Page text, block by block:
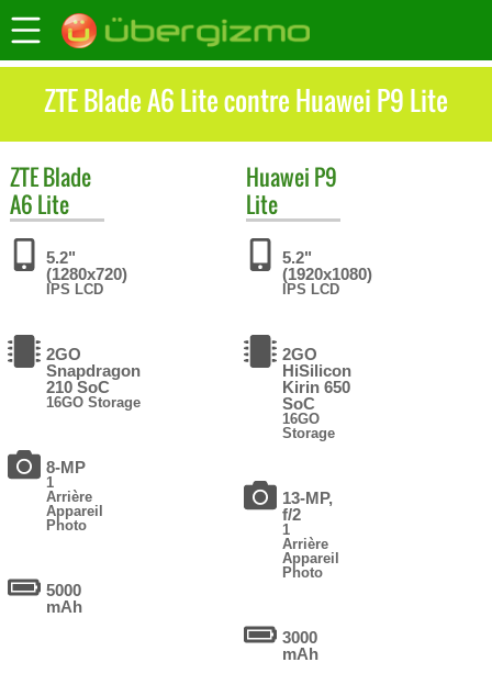
ZTE Blade A6 Lite contre Huawei P9 Lite
ZTEBlade
A6 Lite
5.2"
(1280x720)
IPS LCD
2GO
Snapdragon
210 SoC
16GO Storage
8-MP
1
Arrière
Appareil
Photo
5000
mAh
Huawei P9
Lite
5.2"
(1920x1080)
IPS LCD
2GO
HiSilicon
Kirin 650
SoC
16GO
Storage
13-MP,
f/2
1
Arrière
Appareil
Photo
3000
mAh